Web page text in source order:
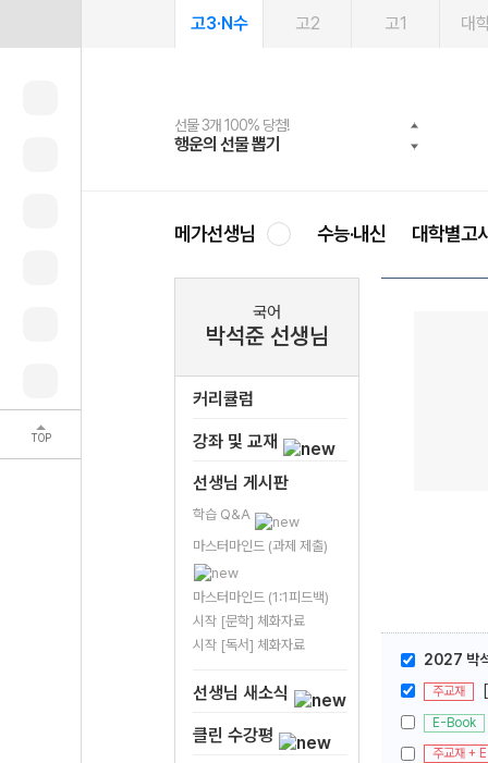
TOP
고3·N수 고2 고1 대
선물 3개 100% 당첨!
행운의 선물 뽑기
선물 100% 증정!
메가스터디 X 올리브
여름방학 스터디 캐시백
메가런 썸머스쿨
2027 러셀 단과
강사 공개선발
스마트러닝앱
설문 EVENT
메가패스
3일 무료 체험권
메가패스 수강생 무료혜택!
메가클럽 멤버십
사회공헌 캠페인
희망이룸 메가나눔
메가선생님 수능·내신 대학별고
국어
박석준 선생님
커리큘럼
강좌 및 교재
선생님 게시판
학습 Q&A
마스터마인드 (과제 제출)
마스터마인드 (1:1피드백)
시작 [문학] 체화자료
시작 [독서] 체화자료
선생님 새소식
클린 수강평
2027 박
주교재
E-Book
주교재 +